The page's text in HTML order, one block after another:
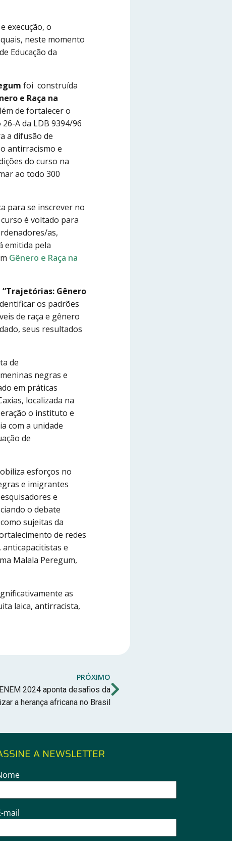
execução, o
neste momento
Educação da
foi construída
e Raça na
de fortalecer o
A da LDB 9394/96
a difusão de
antirracismo e
do curso na
ao todo 300
para se inscrever no
é voltado para
as,
emitida pela
Gênero e Raça na
“Trajetórias: Gênero
os padrões
de raça e gênero
seus resultados
de
negras e
em práticas
localizada na
o instituto e
com a unidade
de
esforços no
e imigrantes
e
o debate
sujeitas da
de redes
e
Malala Peregum,
as
laica, antirracista,
PRÓXIMO
2024 aponta desafios da
a herança africana no Brasil
A NEWSLETTER
mail